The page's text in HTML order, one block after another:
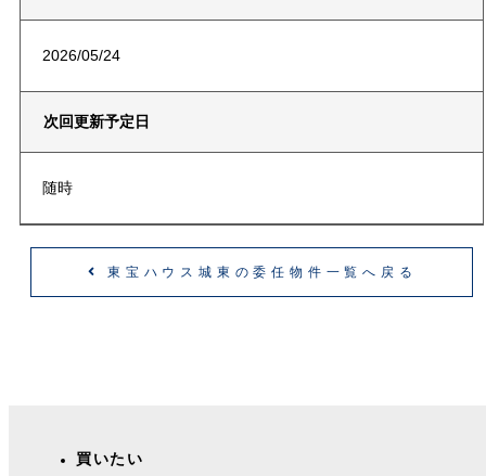
2026/05/24
次回更新予定日
随時
東宝ハウス城東の委任物件一覧へ戻る
買いたい